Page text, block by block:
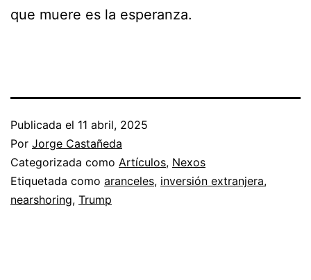
que muere es la esperanza.
Publicada el 11 abril, 2025
Por Jorge Castañeda
Categorizada como Artículos, Nexos
Etiquetada como aranceles, inversión extranjera,
nearshoring, Trump